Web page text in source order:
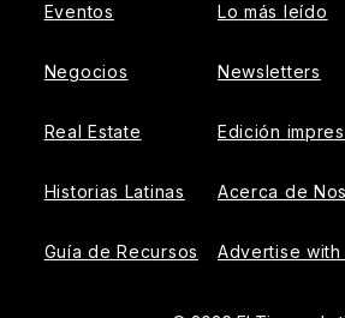
Eventos
Negocios
Real Estate
Historias Latinas
Guía de Recursos
Lo más leído
Newsletters
Edición
Acerca de
Advertise with